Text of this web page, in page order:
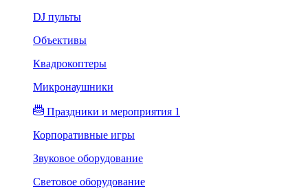
DJ пульты
Объективы
Квадрокоптеры
Микронаушники
Праздники и мероприятия 1
Корпоративные игры
Звуковое оборудование
Световое оборудование